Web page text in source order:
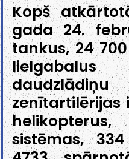
Kopš
gada 24.
tankus, 24
zenītartilērijas
helikopterus,
sistēmas,